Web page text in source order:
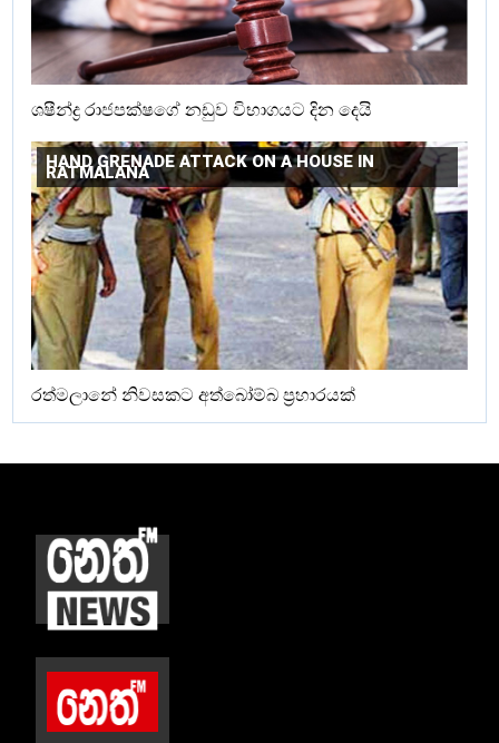
ශෂීන්ද්‍ර රාජපක්ෂගේ නඩුව විභාගයට දින දෙයි
HAND GRENADE ATTACK ON A HOUSE IN
RATMALANA
රත්මලානේ නිවසකට අත්බෝම්බ ප්‍රහාරයක්